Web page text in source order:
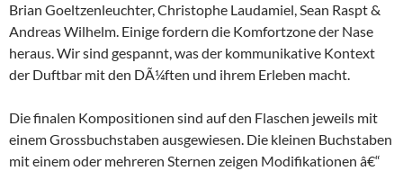
Brian Goeltzenleuchter, Christophe Laudamiel, Sean Raspt &
Andreas Wilhelm. Einige fordern die Komfortzone der Nase
heraus. Wir sind gespannt, was der kommunikative Kontext
der Duftbar mit den DÃ¼ften und ihrem Erleben macht.
Die finalen Kompositionen sind auf den Flaschen jeweils mit
einem Grossbuchstaben ausgewiesen. Die kleinen Buchstaben
mit einem oder mehreren Sternen zeigen Modifikationen â€“